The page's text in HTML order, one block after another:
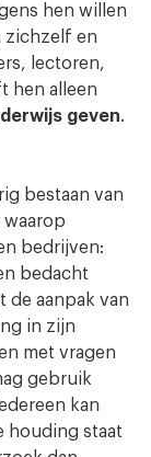
hen willen
zichzelf en
lectoren,
hen alleen
geven.
bestaan van
waarop
bedrijven:
bedacht
de aanpak van
in zijn
met vragen
gebruik
kan
houding staat